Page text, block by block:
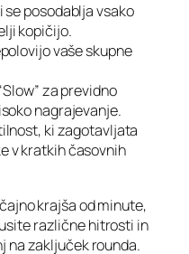
posodablja vsako
kopičijo.
vaše skupne
za previdno
nagrajevanje.
ki zagotavljata
v kratkih časovnih
krajša od minute,
različne hitrosti in
na zaključek rounda.